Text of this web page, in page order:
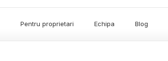
Pentru proprietari Echipa Blog